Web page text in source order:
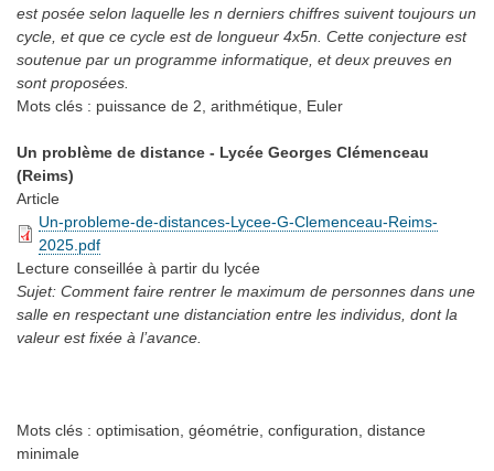
est posée selon laquelle les n derniers chiffres suivent toujours un
cycle, et que ce cycle est de longueur 4x5n. Cette conjecture est
soutenue par un programme informatique, et deux preuves en
sont proposées.
Mots clés : puissance de 2, arithmétique, Euler
Un problème de distance - Lycée Georges Clémenceau
(Reims)
Article
Un-probleme-de-distances-Lycee-G-Clemenceau-Reims-
2025.pdf
Lecture conseillée à partir du lycée
Sujet: Comment faire rentrer le maximum de personnes dans une
salle en respectant une distanciation entre les individus, dont la
valeur est fixée à l’avance.
Mots clés : optimisation, géométrie, configuration, distance
minimale